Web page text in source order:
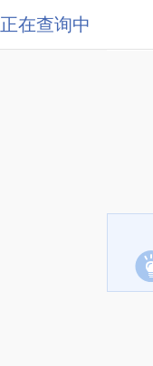
正在查询中